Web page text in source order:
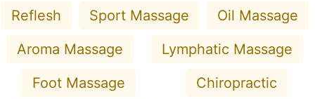
Reflesh Sport Massage
Oil Massage
Aroma Massage
Lymphatic Massage
Foot Massage
Chiropractic